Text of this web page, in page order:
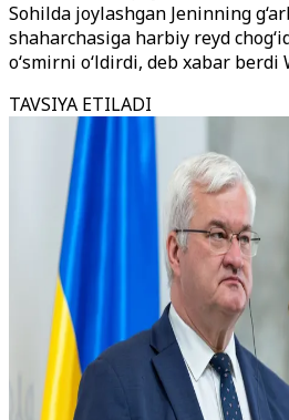
Sohilda joylashgan Jeninning
shaharchasiga harbiy reyd
o‘smirni o‘ldirdi, deb xabar berdi
TAVSIYA ETILADI